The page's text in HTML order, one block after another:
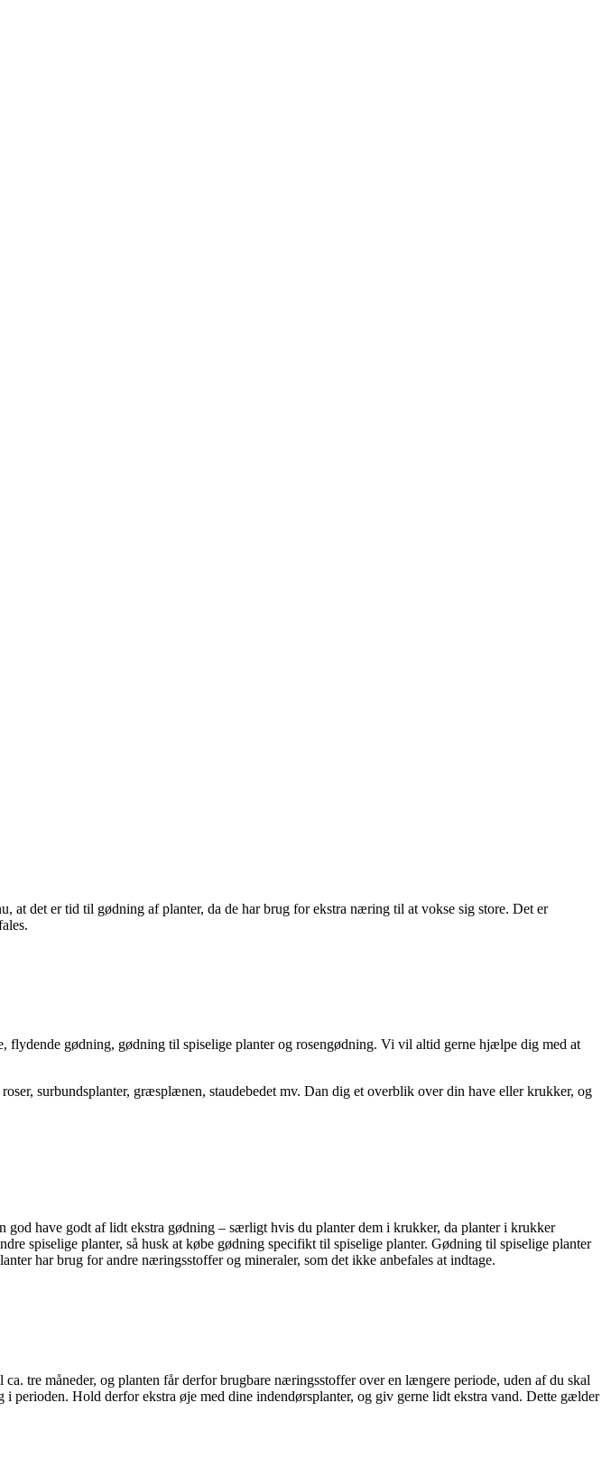
at det er tid til gødning af planter, da de har brug for ekstra næring til at vokse sig store. Det er
gødning, gødning til spiselige planter og rosengødning. Vi vil altid gerne hjælpe dig med at
surbundsplanter, græsplænen, staudebedet mv. Dan dig et overblik over din have eller krukker, og
have godt af lidt ekstra gødning – særligt hvis du planter dem i krukker, da planter i krukker
spiselige planter, så husk at købe gødning specifikt til spiselige planter. Gødning til spiselige planter
har brug for andre næringsstoffer og mineraler, som det ikke anbefales at indtage.
tre måneder, og planten får derfor brugbare næringsstoffer over en længere periode, uden af du skal
perioden. Hold derfor ekstra øje med dine indendørsplanter, og giv gerne lidt ekstra vand. Dette gælder